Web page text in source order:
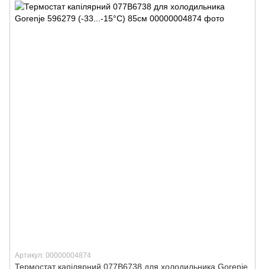
Артикул: 00000004874
Термостат капілярний 077B6738 для холодильника Gorenje